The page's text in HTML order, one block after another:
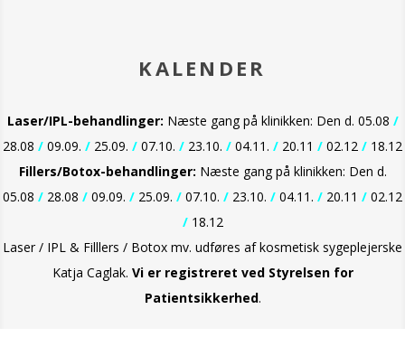
KALENDER
Laser/IPL-behandlinger: Næste gang på klinikken: Den d. 05.08 /
28.08 / 09.09. / 25.09. / 07.10. / 23.10. / 04.11. / 20.11 / 02.12 / 18.12
Fillers/Botox-behandlinger: Næste gang på klinikken: Den d.
05.08 / 28.08 / 09.09. / 25.09. / 07.10. / 23.10. / 04.11. / 20.11 / 02.12
/18.12
Laser / IPL & Filllers / Botox mv. udføres af kosmetisk sygeplejerske
Katja Caglak. Vi er registreret ved Styrelsen for
Patientsikkerhed.